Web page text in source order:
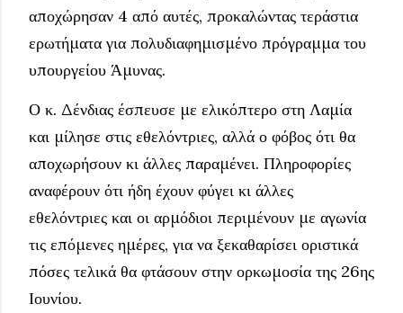
αποχώρησαν 4 από αυτές, προκαλώντας τεράστια
ερωτήματα για πολυδιαφημισμένο πρόγραμμα του
υπουργείου Άμυνας.
Ο κ. Δένδιας έσπευσε με ελικόπτερο στη Λαμία
και μίλησε στις εθελόντριες, αλλά ο φόβος ότι θα
αποχωρήσουν κι άλλες παραμένει. Πληροφορίες
αναφέρουν ότι ήδη έχουν φύγει κι άλλες
εθελόντριες και οι αρμόδιοι περιμένουν με αγωνία
τις επόμενες ημέρες, για να ξεκαθαρίσει οριστικά
πόσες τελικά θα φτάσουν στην ορκωμοσία της 26ης
Ιουνίου.